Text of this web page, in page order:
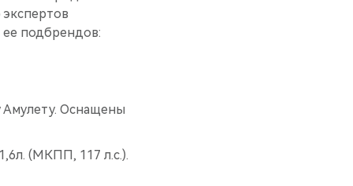
подбрендов:
Амулету. Оснащены
(МКПП, 117 л.с.).